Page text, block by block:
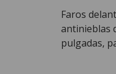
Faros
antinieblas
pulgadas,